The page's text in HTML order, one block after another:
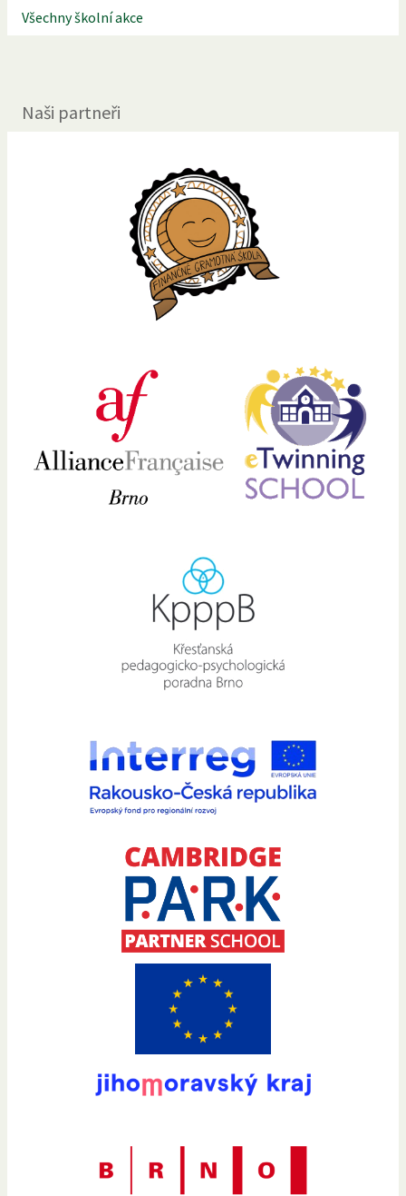
Všechny školní akce
Naši partneři